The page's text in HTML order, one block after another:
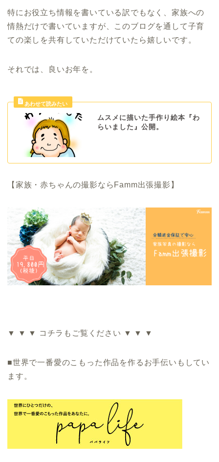
特にお役立ち情報を書いている訳でもなく、家族への
情熱だけで書いていますが、このブログを通して子育
ての楽しを共有していただけていたら嬉しいです。
それでは、良いお年を。
ムスメに描いた手作り絵本『わ
らいました』公開。
【家族・赤ちゃんの撮影ならFamm出張撮影】
▼ ▼ ▼ コチラもご覧ください ▼ ▼ ▼
■世界で一番愛のこもった作品を​作るお手伝いもしてい
ます。